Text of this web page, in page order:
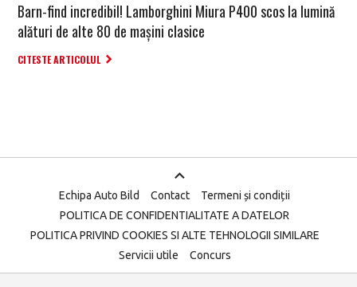
Barn-find incredibil! Lamborghini Miura P400 scos la lumină
alături de alte 80 de mașini clasice
CITESTE ARTICOLUL
Echipa Auto Bild Contact
Termeni și condiții
POLITICA DE CONFIDENTIALITATE A DATELOR
POLITICA PRIVIND COOKIES SI ALTE TEHNOLOGII SIMILARE
Servicii utile
Concurs